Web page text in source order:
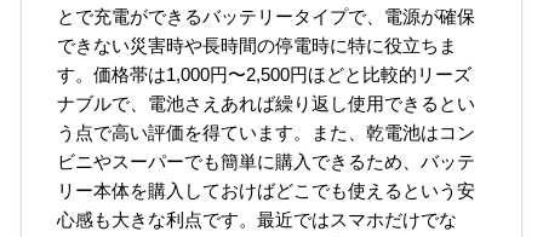
とで充電ができるバッテリータイプで、電源が確保
できない災害時や長時間の停電時に特に役立ちま
す。価格帯は1,000円〜2,500円ほどと比較的リーズ
ナブルで、電池さえあれば繰り返し使用できるとい
う点で高い評価を得ています。また、乾電池はコン
ビニやスーパーでも簡単に購入できるため、バッテ
リー本体を購入しておけばどこでも使えるという安
心感も大きな利点です。最近ではスマホだけでな